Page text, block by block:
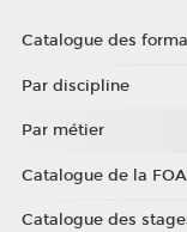
Catalogue des
Par discipline
Par métier
Catalogue de la
Catalogue des